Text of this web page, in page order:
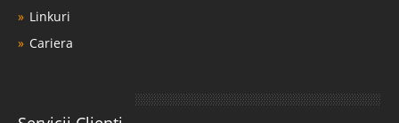
Linkuri
Cariera